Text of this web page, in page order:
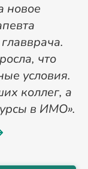
новое
что
условия.
коллег, а
в ИМО».